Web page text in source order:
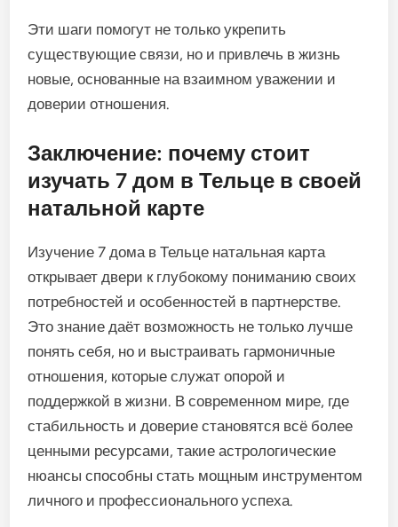
Эти шаги помогут не только укрепить
существующие связи, но и привлечь в жизнь
новые, основанные на взаимном уважении и
доверии отношения.
Заключение: почему стоит
изучать 7 дом в Тельце в своей
натальной карте
Изучение 7 дома в Тельце натальная карта
открывает двери к глубокому пониманию своих
потребностей и особенностей в партнерстве.
Это знание даёт возможность не только лучше
понять себя, но и выстраивать гармоничные
отношения, которые служат опорой и
поддержкой в жизни. В современном мире, где
стабильность и доверие становятся всё более
ценными ресурсами, такие астрологические
нюансы способны стать мощным инструментом
личного и профессионального успеха.